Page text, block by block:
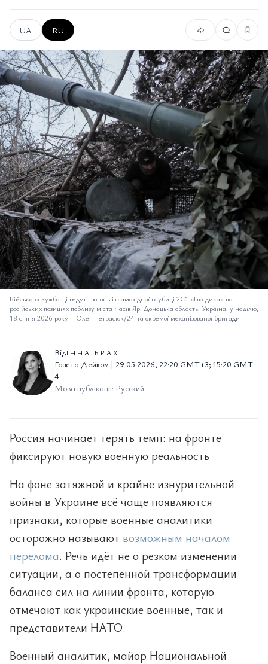
UA RU
Військовослужбовці ведуть вогонь із самохідної гаубиці 2С1 «Гвоздика» по
російських позиціях поблизу міста Часів Яр, Донецька область, Україна, у неділю,
18 січня 2026 року – Олег Петрасюк/24-та окремої механізованої бригади
ВідІННА БРАХ
Газета Дейком | 29.05.2026, 22:20 GMT+3; 15:20 GMT-
4
Мова публікації: Русский
Россия начинает терять темп: на фронте
фиксируют новую военную реальность
На фоне затяжной и крайне изнурительной
войны в Украине всё чаще появляются
признаки, которые военные аналитики
осторожно называют возможным началом
перелома. Речь идёт не о резком изменении
ситуации, а о постепенной трансформации
баланса сил на линии фронта, которую
отмечают как украинские военные, так и
представители НАТО.
Военный аналитик, майор Национальной